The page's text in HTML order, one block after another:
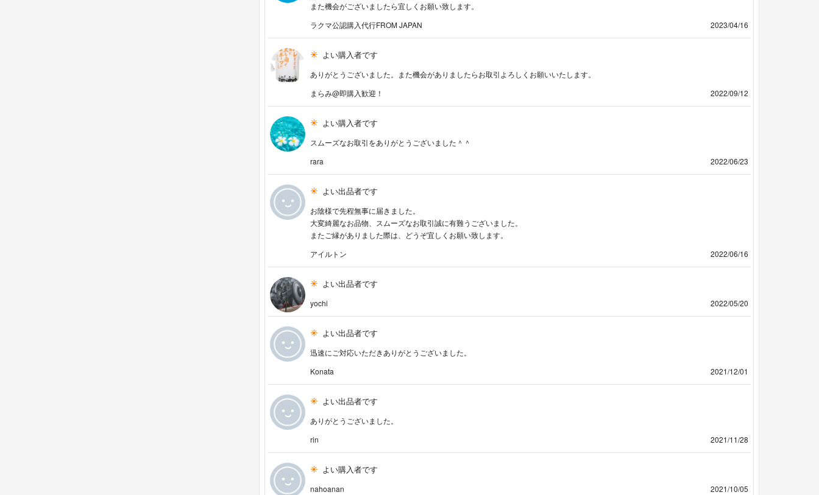
また機会がございましたら宜しくお願い致します。
ラクマ公認購入代行FROM JAPAN
2023/04/16
よい購入者です
ありがとうございました。また機会がありましたらお取引よろしくお願いいたします。
まらみ@即購入歓迎！
2022/09/12
よい購入者です
スムーズなお取引をありがとうございました＾＾
rara
2022/06/23
よい出品者です
お陰様で先程無事に届きました。
大変綺麗なお品物、スムーズなお取引誠に有難うございました。
またご縁がありました際は、どうぞ宜しくお願い致します。
アイルトン
2022/06/16
よい出品者です
yochi 2022/05/20
よい出品者です
迅速にご対応いただきありがとうございました。
Konata
2021/12/01
よい出品者です
ありがとうございました。
rin
2021/11/28
よい購入者です
nahoanan 2021/10/05